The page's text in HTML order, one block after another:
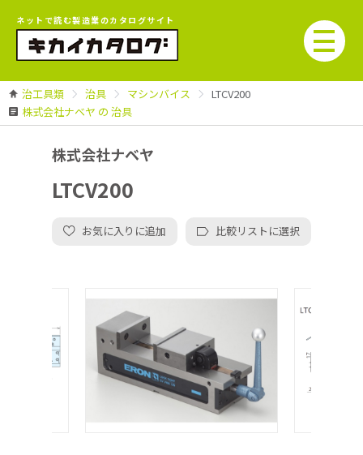
ネットで読む製造業のカタログサイト
治工具類 治具 マシンバイス
LTCV200
株式会社ナベヤ の 治具
株式会社ナベヤ
LTCV200
お気に入りに追加 比較リストに選択